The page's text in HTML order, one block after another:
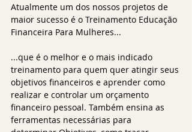
Atualmente um dos nossos projetos de
maior sucesso é o Treinamento Educação
Financeira Para Mulheres...
...que é o melhor e o mais indicado
treinamento para quem quer atingir seus
objetivos financeiros e aprender como
realizar e controlar um orçamento
financeiro pessoal. Também ensina as
ferramentas necessárias para